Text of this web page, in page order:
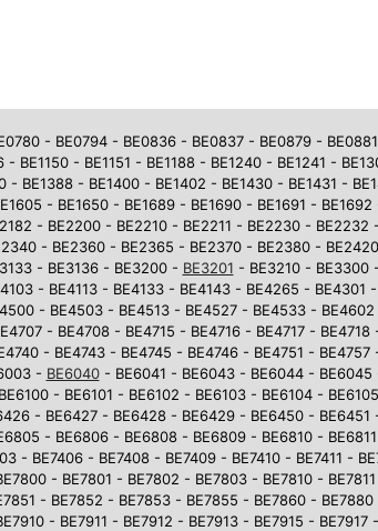
- BE0794 - BE0836 - BE0837 - BE0879 -
BE1150 - BE1151 - BE1188 - BE1240 - BE1241 -
- BE1388 - BE1400 - BE1402 - BE1430 - BE1431 -
- BE1650 - BE1689 - BE1690 - BE1691 -
- BE2200 - BE2210 - BE2211 - BE2230 -
- BE2360 - BE2365 - BE2370 - BE2380 -
- BE3136 - BE3200 - BE3201 - BE3210 - BE3300
- BE4113 - BE4133 - BE4143 - BE4265 -
- BE4503 - BE4513 - BE4527 - BE4533 -
- BE4708 - BE4715 - BE4716 - BE4717 - BE4718
- BE4743 - BE4745 - BE4746 - BE4751 -
- BE6040- BE6041 - BE6043 - BE6044 -
- BE6101 - BE6102 - BE6103 - BE6104 -
- BE6427 - BE6428 - BE6429 - BE6450 -
- BE6806 - BE6808 - BE6809 - BE6810 -
- BE7406 - BE7408 - BE7409 - BE7410 - BE7411 -
- BE7801 - BE7802 - BE7803 - BE7810 -
- BE7852 - BE7853 - BE7855 - BE7860 -
- BE7911 - BE7912 - BE7913 - BE7915 -